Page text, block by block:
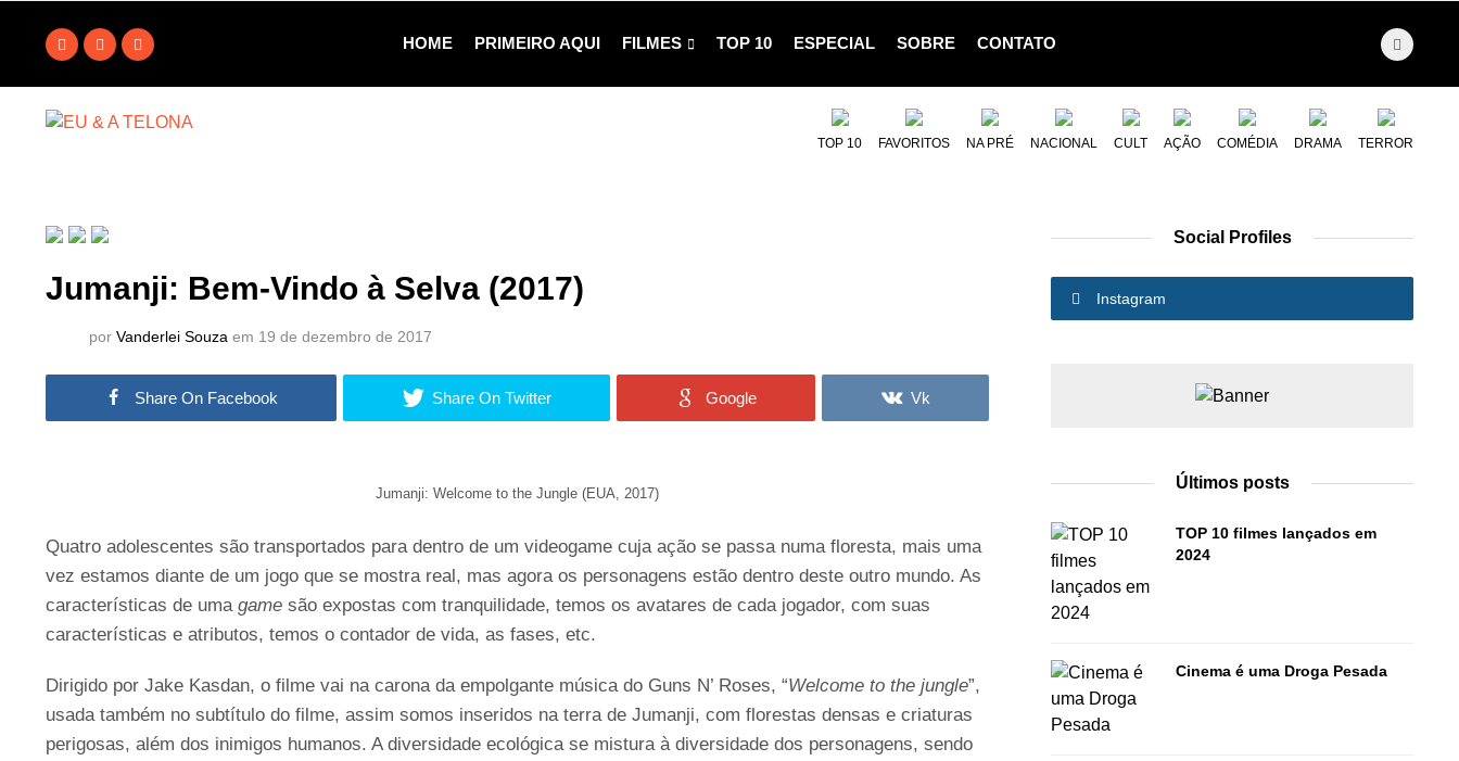
HOME PRIMEIRO AQUI FILMES TOP 10 ESPECIAL SOBRE CONTATO
TOP 10 FAVORITOS NA PRÉ NACIONAL CULT AÇÃO COMÉDIA DRAMA TERROR
Jumanji: Bem-Vindo à Selva (2017)
por Vanderlei Souza em 19 de dezembro de 2017
Share On Facebook Share On Twitter Google Vk
Jumanji: Welcome to the Jungle (EUA, 2017)
Quatro adolescentes são transportados para dentro de um videogame cuja ação se passa numa floresta, mais uma
vez estamos diante de um jogo que se mostra real, mas agora os personagens estão dentro deste outro mundo. As
características de uma game são expostas com tranquilidade, temos os avatares de cada jogador, com suas
características e atributos, temos o contador de vida, as fases, etc.
Dirigido por Jake Kasdan, o filme vai na carona da empolgante música do Guns N’ Roses, “Welcome to the jungle”,
usada também no subtítulo do filme, assim somos inseridos na terra de Jumanji, com florestas densas e criaturas
perigosas, além dos inimigos humanos. A diversidade ecológica se mistura à diversidade dos personagens, sendo
Social Profiles
Instagram
Últimos posts
TOP 10 filmes lançados em
2024
Cinema é uma Droga Pesada